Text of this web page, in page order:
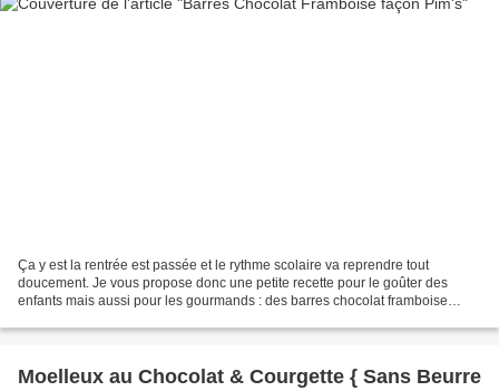
Ça y est la rentrée est passée et le rythme scolaire va reprendre tout
doucement. Je vous propose donc une petite recette pour le goûter des
enfants mais aussi pour les gourmands : des barres chocolat framboise
Moelleux au Chocolat & Courgette { Sans Beurre